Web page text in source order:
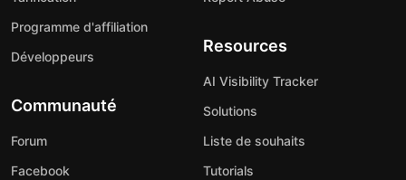
Programme d'affiliation
Développeurs
Communauté
Forum
Facebook
Resources
AI Visibility Tracker
Solutions
Liste de souhaits
Tutorials